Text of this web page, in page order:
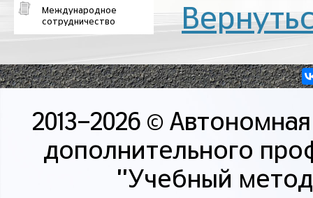
Международное
сотрудничество
2013-2026 ©
дополнительного
"Учебный